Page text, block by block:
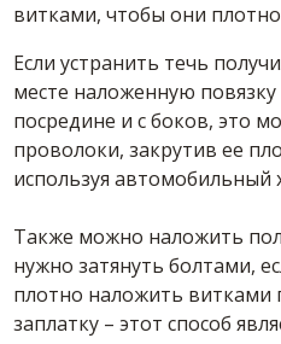
витками, чтобы они плотно
Если устранить течь
месте наложенную
посредине и с боков, это
проволоки, закрутив ее
используя автомобильный
Также можно наложить
нужно затянуть болтами,
плотно наложить витками
заплатку – этот способ